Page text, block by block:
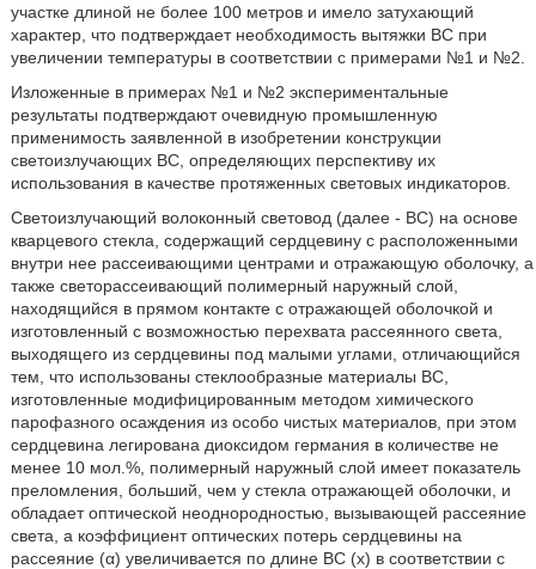
участке длиной не более 100 метров и имело затухающий
характер, что подтверждает необходимость вытяжки ВС при
увеличении температуры в соответствии с примерами №1 и №2.
Изложенные в примерах №1 и №2 экспериментальные
результаты подтверждают очевидную промышленную
применимость заявленной в изобретении конструкции
светоизлучающих ВС, определяющих перспективу их
использования в качестве протяженных световых индикаторов.
Светоизлучающий волоконный световод (далее - ВС) на основе
кварцевого стекла, содержащий сердцевину с расположенными
внутри нее рассеивающими центрами и отражающую оболочку, а
также светорассеивающий полимерный наружный слой,
находящийся в прямом контакте с отражающей оболочкой и
изготовленный с возможностью перехвата рассеянного света,
выходящего из сердцевины под малыми углами, отличающийся
тем, что использованы стеклообразные материалы ВС,
изготовленные модифицированным методом химического
парофазного осаждения из особо чистых материалов, при этом
сердцевина легирована диоксидом германия в количестве не
менее 10 мол.%, полимерный наружный слой имеет показатель
преломления, больший, чем у стекла отражающей оболочки, и
обладает оптической неоднородностью, вызывающей рассеяние
света, а коэффициент оптических потерь сердцевины на
рассеяние (α) увеличивается по длине ВС (х) в соответствии с